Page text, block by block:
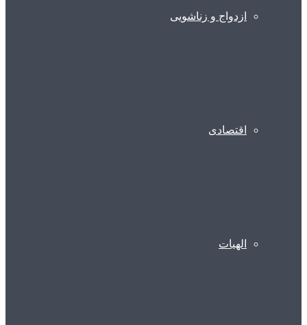
ازدواج و زناشویی
اقتصادی
الهیات